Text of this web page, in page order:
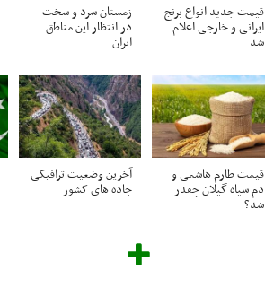
قیمت جدید انواع برنج
ایرانی و خارجی اعلام
شد
زمستان سرد و سخت
در انتظار این مناطق
ایران
قیمت طارم هاشمی و
دم سیاه گیلان چقدر
شد؟
آخرین وضعیت ترافیکی
جاده های کشور